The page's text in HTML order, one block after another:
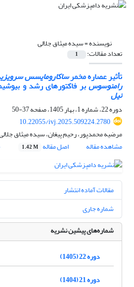
نویسنده =سیده میثاق جلالی
تعداد مقالات: 1
تأثیر عصاره مخمرساکارومایسس
رامنوسوسبر فاکتورهای رشد و
نیل
دوره 22، شماره 1، بهار 1405، صفحه
37-50
10.22055/ivj.2025.509224.2780
مرضیه محمدپور، رحیم پیغان، سیده میثاق
مشاهده مقاله
اصل مقاله 1.42 M
مقالات آماده انتشار
شماره جاری
شماره‌های پیشین نشریه
دوره 22 (1405)
دوره 21 (1404)